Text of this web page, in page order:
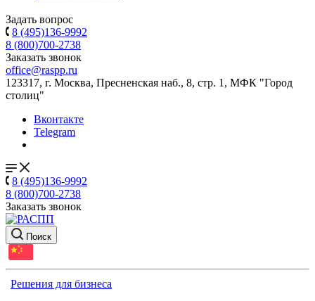
Задать вопрос
8 (495)136-9992
8 (800)700-2738
Заказать звонок
office@raspp.ru
123317, г. Москва, Пресненская наб., 8, стр. 1, МФК "Город
столиц"
Вконтакте
Telegram
8 (495)136-9992
8 (800)700-2738
Заказать звонок
Поиск
Решения для бизнеса